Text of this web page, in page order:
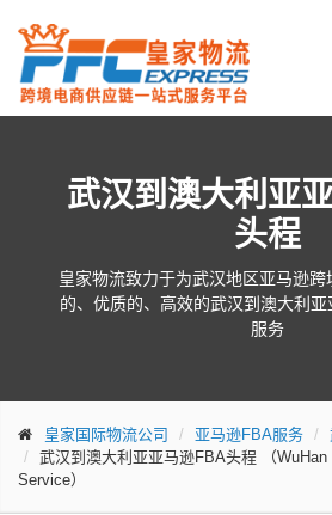
武汉到澳大利亚
头程
皇家物流致力于为武汉地区亚马逊
的、优质的、高效的武汉到澳大利
服务
皇家国际物流公司 亚马逊FBA服务
武汉到澳大利亚亚马逊FBA头程 （
Service）